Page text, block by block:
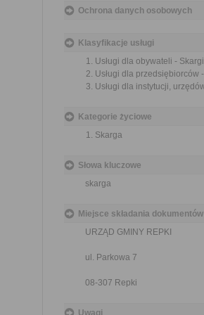
Ochrona danych osobowych
Klasyfikacje usługi
Usługi dla obywateli -
Usługi dla przedsiębiorców
Usługi dla instytucji,
Kategorie życiowe
Skarga
Słowa kluczowe
skarga
Miejsce składania dokumentów
URZĄD GMINY REPKI
ul. Parkowa 7
08-307 Repki
Uwagi